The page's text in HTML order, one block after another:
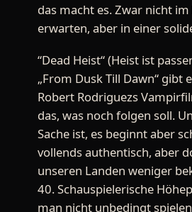
das macht es. Zwar nicht
erwarten, aber in einer
“Dead Heist“ (Heist ist
„From Dusk Till Dawn“
Robert Rodriguezs
das, was noch folgen soll.
Sache ist, es beginnt aber
vollends authentisch, aber
unseren Landen weniger
40. Schauspielerische
man nicht unbedingt